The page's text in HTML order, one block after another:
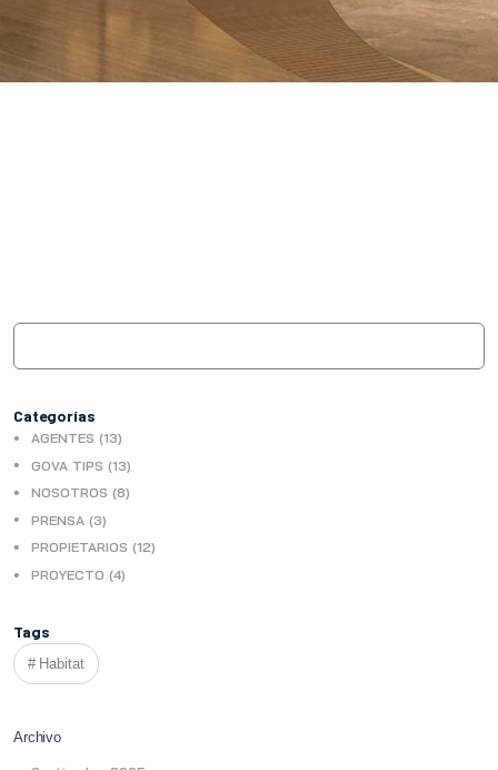
Categorías
AGENTES (13)
GOVA TIPS (13)
NOSOTROS (8)
PRENSA (3)
PROPIETARIOS (12)
PROYECTO (4)
Tags
Habitat
Archivo